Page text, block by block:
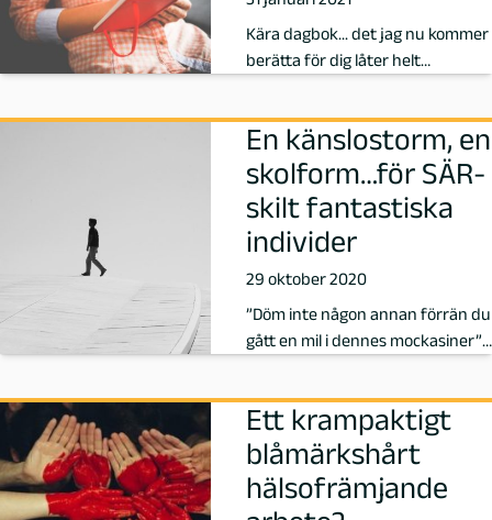
m
ö
Kära dagbok... det jag nu kommer
berätta för dig låter helt
En känslostorm, en
skolform…för SÄR-
skilt fantastiska
individer
29 oktober 2020
”Döm inte någon annan förrän du
gått en mil i dennes mockasiner”
Ett krampaktigt
blåmärkshårt
hälsofrämjande